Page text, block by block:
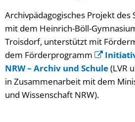
Archivpädagogisches Projekt des
mit dem Heinrich-Böll-
Troisdorf, unterstützt mit
dem Förderprogramm
NRW – Archiv und Schule(LVR
in Zusammenarbeit mit dem
und Wissenschaft NRW).